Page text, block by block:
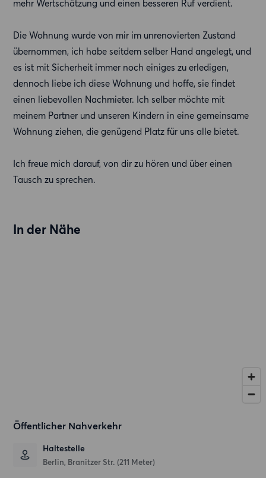
mehr Wertschätzung und einen besseren Ruf verdient.
Die Wohnung wurde von mir im unrenovierten Zustand
übernommen, ich habe seitdem selber Hand angelegt, und
es ist mit Sicherheit immer noch einiges zu erledigen,
dennoch liebe ich diese Wohnung und hoffe, sie findet
einen liebevollen Nachmieter. Ich selber möchte mit
meinem Partner und unseren Kindern in eine gemeinsame
Wohnung ziehen, die genügend Platz für uns alle bietet.
Ich freue mich darauf, von dir zu hören und über einen
Tausch zu sprechen.
In der Nähe
Öffentlicher Nahverkehr
Haltestelle
Berlin, Branitzer Str. (211 Meter)